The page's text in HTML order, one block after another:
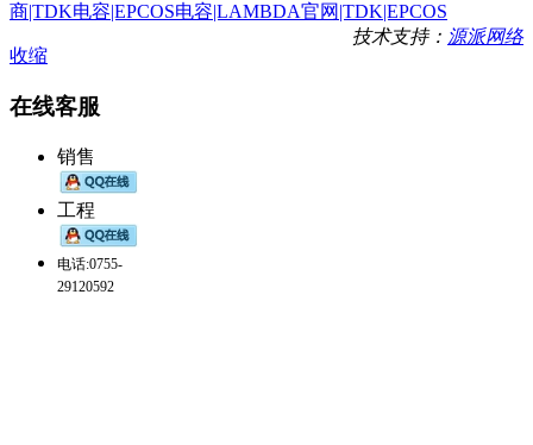
商|TDK电容|EPCOS电容|LAMBDA官网|TDK|EPCOS
技术支持： 源派网络
收缩
在线客服
销售
工程
电话:0755-
29120592